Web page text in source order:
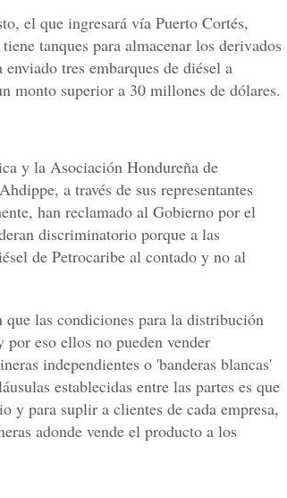
el que ingresará vía Puerto Cortés,
tanques para almacenar los derivados
tres embarques de diésel a
monto superior a 30 millones de dólares.
y la Asociación Hondureña de
a través de sus representantes
han reclamado al Gobierno por el
discriminatorio porque a las
de Petrocaribe al contado y no al
las condiciones para la distribución
eso ellos no pueden vender
independientes o 'banderas blancas'
establecidas entre las partes es que
y para suplir a clientes de cada empresa,
adonde vende el producto a los